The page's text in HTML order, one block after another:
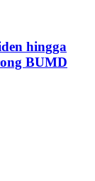
hingga
BUMD